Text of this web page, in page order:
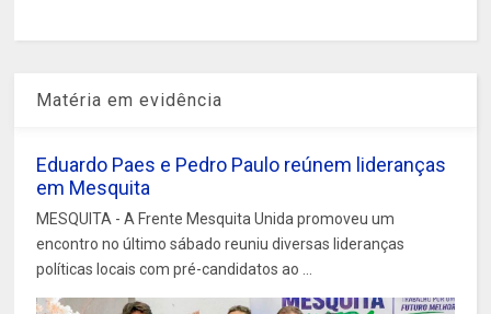
Matéria em evidência
Eduardo Paes e Pedro Paulo reúnem lideranças
em Mesquita
MESQUITA - A Frente Mesquita Unida promoveu um
encontro no último sábado reuniu diversas lideranças
políticas locais com pré-candidatos ao ...